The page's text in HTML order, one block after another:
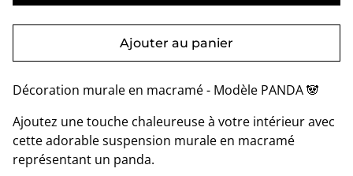
Ajouter au panier
Décoration murale en macramé - Modèle PANDA 🐼
Ajoutez une touche chaleureuse à votre intérieur avec
cette adorable suspension murale en macramé
représentant un panda.